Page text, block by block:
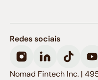
Redes sociais
Nomad Fintech Inc. |